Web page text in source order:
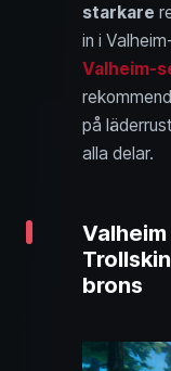
starkare
in i
Valheim-
på
alla delar.
brons